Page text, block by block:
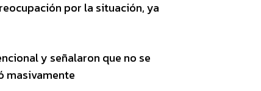
por la situación, ya
y señalaron que no se
masivamente